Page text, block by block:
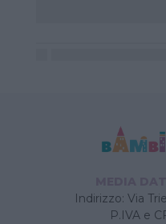
Indirizzo: Via
P.IVA e